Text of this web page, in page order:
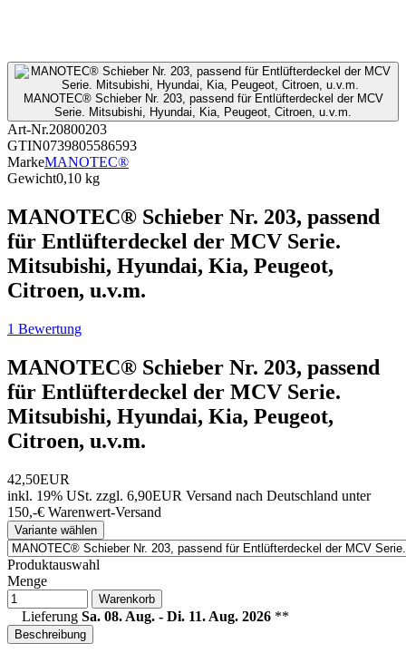
MANOTEC® Schieber Nr. 203, passend für Entlüfterdeckel der MCV
Serie. Mitsubishi, Hyundai, Kia, Peugeot, Citroen, u.v.m.
Art-Nr.20800203
GTIN0739805586593
MarkeMANOTEC®
Gewicht0,10 kg
MANOTEC® Schieber Nr. 203, passend
für Entlüfterdeckel der MCV Serie.
Mitsubishi, Hyundai, Kia, Peugeot,
Citroen, u.v.m.
1 Bewertung
MANOTEC® Schieber Nr. 203, passend
für Entlüfterdeckel der MCV Serie.
Mitsubishi, Hyundai, Kia, Peugeot,
Citroen, u.v.m.
42,50EUR
inkl. 19% USt. zzgl. 6,90EUR Versand nach Deutschland unter
150,-€ Warenwert-Versand
Variante wählen
Produktauswahl
Menge
Warenkorb
Lieferung Sa. 08. Aug. - Di. 11. Aug. 2026 **
Beschreibung